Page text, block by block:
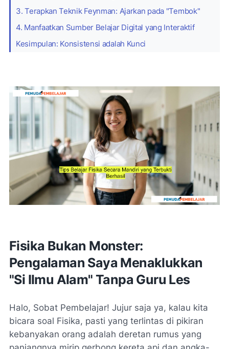
3. Terapkan Teknik Feynman: Ajarkan pada "Tembok"
4. Manfaatkan Sumber Belajar Digital yang Interaktif
Kesimpulan: Konsistensi adalah Kunci
Fisika Bukan Monster:
Pengalaman Saya Menaklukkan
"Si Ilmu Alam" Tanpa Guru Les
Halo, Sobat Pembelajar! Jujur saja ya, kalau kita
bicara soal Fisika, pasti yang terlintas di pikiran
kebanyakan orang adalah deretan rumus yang